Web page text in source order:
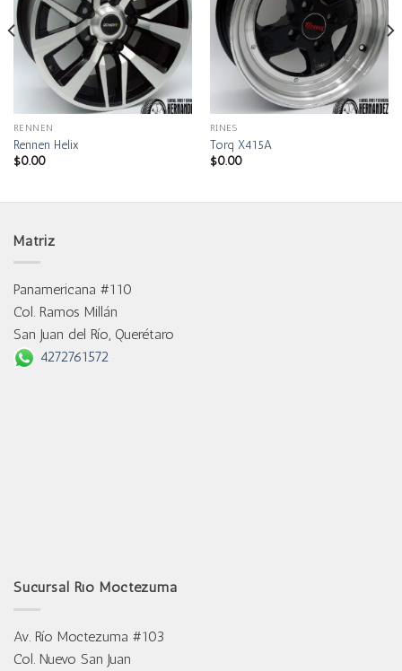
RENNEN
Rennen Helix
$0.00
RINES
Torq X415A
$0.00
Matriz
Panamericana #110
Col. Ramos Millán
San Juan del Río, Querétaro
4272761572
Sucursal Río Moctezuma
Av. Río Moctezuma #103
Col. Nuevo San Juan